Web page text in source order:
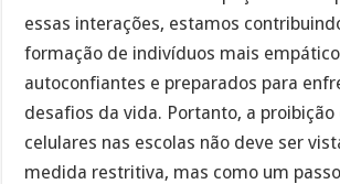
essas interações, estamos
formação de indivíduos mais
autoconfiantes e preparados para
desafios da vida. Portanto, a proibição
celulares nas escolas não deve ser
medida restritiva, mas como um